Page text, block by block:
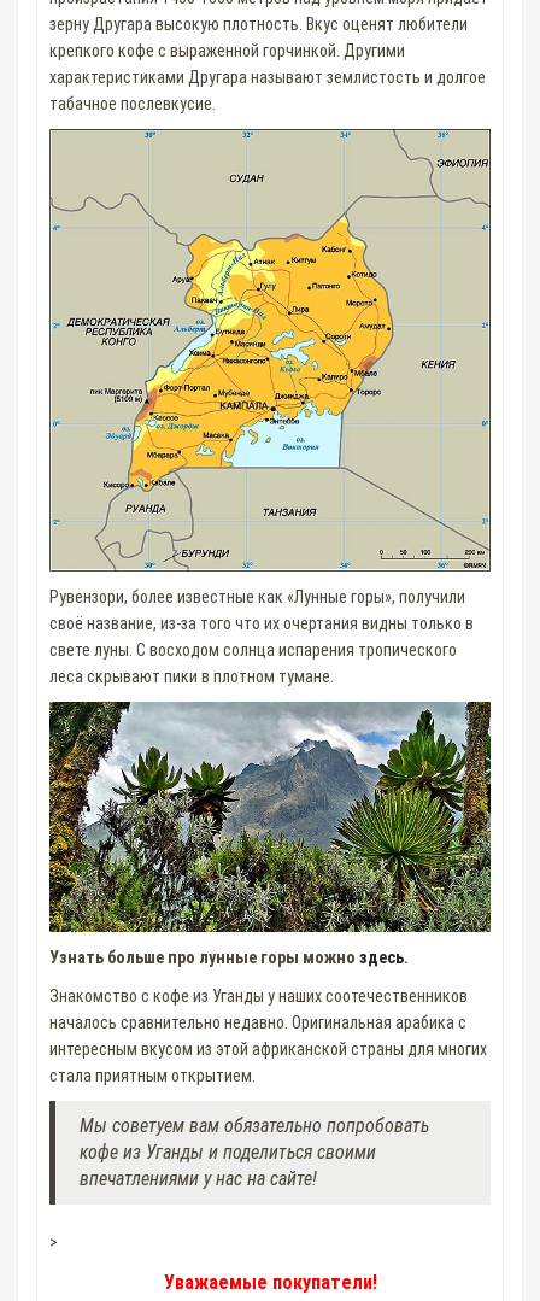
зерну Другара высокую плотность. Вкус оценят любители
крепкого кофе с выраженной горчинкой. Другими
характеристиками Другара называют землистость и долгое
табачное послевкусие.
Рувензори, более известные как «Лунные горы», получили
своё название, из-за того что их очертания видны только в
свете луны. С восходом солнца испарения тропического
леса скрывают пики в плотном тумане.
Узнать больше про лунные горы можно здесь.
Знакомство с кофе из Уганды у наших соотечественников
началось сравнительно недавно. Оригинальная арабика с
интересным вкусом из этой африканской страны для многих
стала приятным открытием.
Мы советуем вам обязательно попробовать
кофе из Уганды и поделиться своими
впечатлениями у нас на сайте!
>
Уважаемые покупатели!